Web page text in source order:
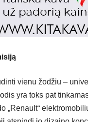
vienu žodžiu –
yra toks pat
„Renault“